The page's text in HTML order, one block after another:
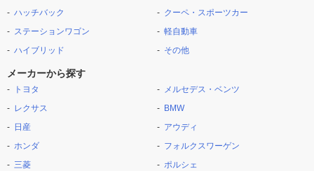
ハッチバック
ステーションワゴン
ハイブリッド
クーペ・スポーツカー
軽自動車
その他
メーカーから探す
トヨタ
レクサス
日産
ホンダ
三菱
メルセデス・ベンツ
BMW
アウディ
フォルクスワーゲン
ポルシェ